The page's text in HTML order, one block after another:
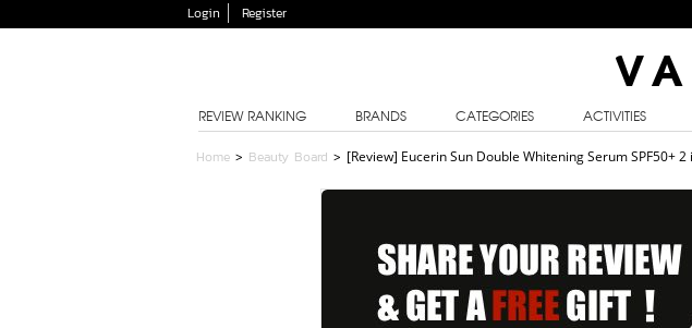
Login Register
REVIEW RANKING BRANDS CATEGORIES ACTIVITIES
Home > Beauty Board > [Review] Eucerin Sun Double Whitening Serum SPF50+